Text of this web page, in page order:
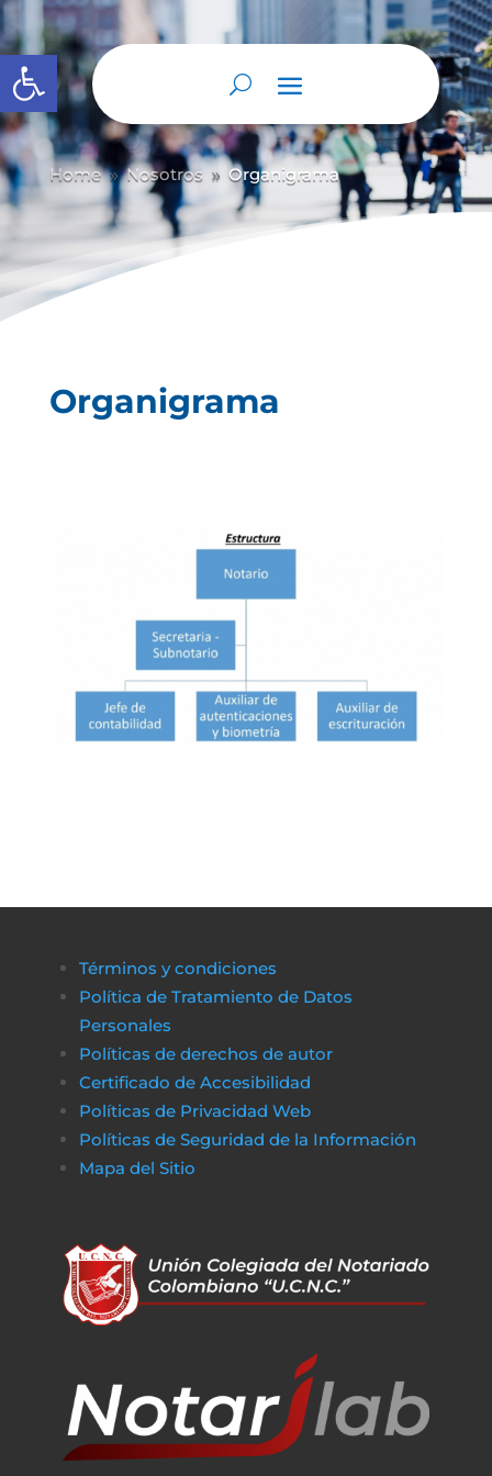
Abrir barra de herramientas
Home 9 Nosotros 9 Organigrama
Organigrama
Términos y condiciones
Política de Tratamiento de Datos
Personales
Políticas de derechos de autor
Certificado de Accesibilidad
Políticas de Privacidad Web
Políticas de Seguridad de la Información
Mapa del Sitio